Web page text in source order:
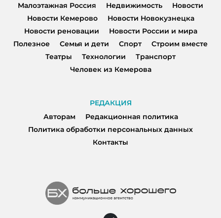
Малоэтажная Россия
Недвижимость
Новости
Новости Кемерово
Новости Новокузнецка
Новости реновации
Новости России и мира
Полезное
Семья и дети Спорт
Строим вместе
Театры
Технологии
Транспорт
Человек из Кемерова
РЕДАКЦИЯ
Авторам
Редакционная политика
Политика обработки персональных данных
Контакты